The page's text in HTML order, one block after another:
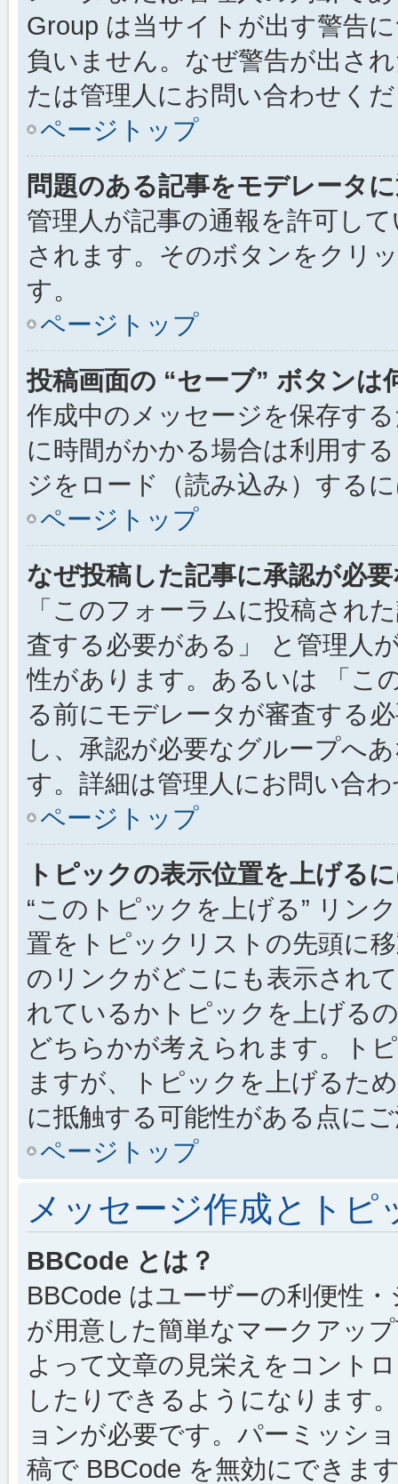
Group は当サイトが出す警告
負いません。なぜ警告が出さ
たは管理人にお問い合わせく
ページトップ
問題のある記事をモデレータ
管理人が記事の通報を許可し
されます。そのボタンをクリ
す。
ページトップ
投稿画面の “セーブ” ボタンは
作成中のメッセージを保存す
に時間がかかる場合は利用す
ジをロード（読み込み）する
ページトップ
なぜ投稿した記事に承認が必
「このフォーラムに投稿され
査する必要がある」 と管理人
性があります。あるいは 「こ
る前にモデレータが審査する
し、承認が必要なグループへ
す。詳細は管理人にお問い合
ページトップ
トピックの表示位置を上げる
“このトピックを上げる” リン
置をトピックリストの先頭に
のリンクがどこにも表示され
れているかトピックを上げる
どちらかが考えられます。ト
ますが、トピックを上げるた
に抵触する可能性がある点に
ページトップ
メッセージ作成とトピ
BBCode とは？
BBCode はユーザーの利便性
が用意した簡単なマークアッ
よって文章の見栄えをコント
したりできるようになります
ョンが必要です。パーミッシ
稿で BBCode を無効にできま